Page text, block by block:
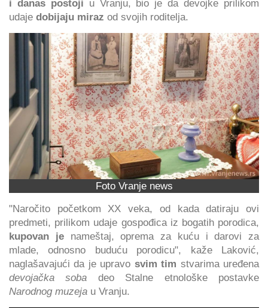
i danas postoji u Vranju, bio je da devojke prilikom
udaje dobijaju miraz od svojih roditelja.
Foto Vranje news
"Naročito početkom XX veka, od kada datiraju ovi
predmeti, prilikom udaje gospođica iz bogatih porodica,
kupovan jenameštaj, oprema za kuću i darovi za
mlade, odnosno buduću porodicu", kaže Laković,
naglašavajući da je upravo svim tim stvarima uređena
devojačka soba deo Stalne etnološke postavke
Narodnog muzeja u Vranju.